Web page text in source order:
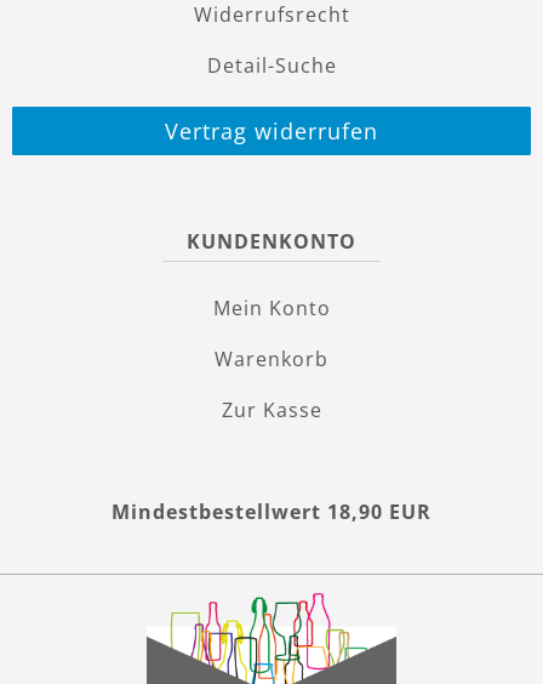
Widerrufsrecht
Detail-Suche
Vertrag widerrufen
KUNDENKONTO
Mein Konto
Warenkorb
Zur Kasse
Mindestbestellwert 18,90 EUR